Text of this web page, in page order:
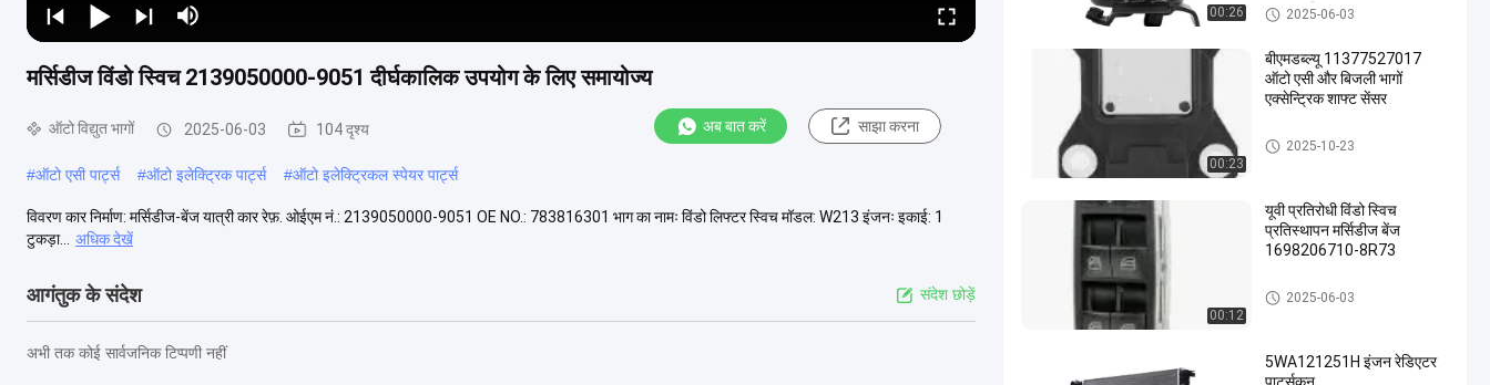
मर्सिडीज विंडो स्विच 2139050000-9051 दीर्घकालिक उपयोग के लिए समायोज्य
ऑटो विद्युत भागों 2025-06-03 104 दृश्य अब बात करें साझा करना
#ऑटो एसी पार्ट्स #ऑटो इलेक्ट्रिक पार्ट्स #ऑटो इलेक्ट्रिकल स्पेयर पार्ट्स
विवरण कार निर्माण: मर्सिडीज-बेंज यात्री कार रेफ़. ओईएम नं.: 2139050000-9051 OE NO.: 783816301 भाग का नामः विंडो लिफ्टर स्विच मॉडल: W213 इंजनः इकाई: 1
टुकड़ा...
अधिक देखें
आगंतुक के संदेश संदेश छोड़ें
अभी तक कोई सार्वजनिक टिप्पणी नहीं
00:26 इंजन माउंटिंग
2025-06-03
00:23
बीएमडब्ल्यू 11377527017
ऑटो एसी और बिजली भागों
एक्सेन्ट्रिक शाफ्ट सेंसर
Auto Parts Sensor
2025-10-23
00:12
यूवी प्रतिरोधी विंडो स्विच
प्रतिस्थापन मर्सिडीज बेंज
1698206710-8R73
Car Parts Switch
2025-06-03
5WA121251H इंजन रेडिएटर